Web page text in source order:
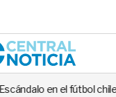
futbolista fue